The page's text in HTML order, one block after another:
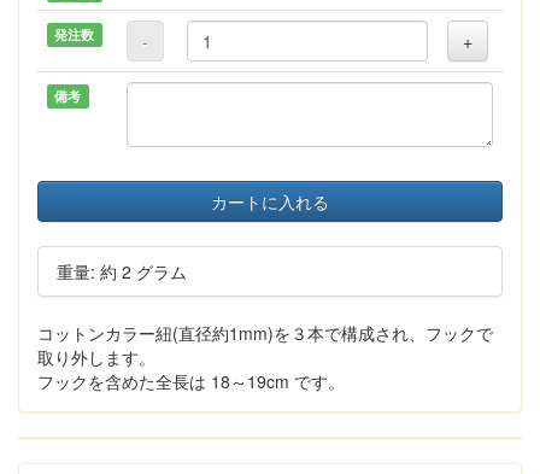
発注数 - +
備考
カートに入れる
重量: 約 2 グラム
コットンカラー紐(直径約1mm)を３本で構成され、フックで
取り外します。
フックを含めた全長は 18～19cm です。